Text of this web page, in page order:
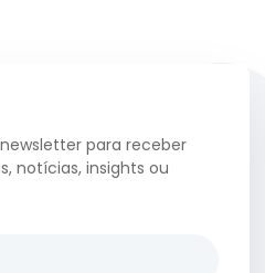
para receber
notícias, insights ou